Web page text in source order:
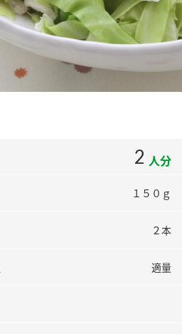
2 人分
１５０ｇ
２本
適量